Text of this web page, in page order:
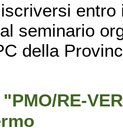
seminario
della
RE-